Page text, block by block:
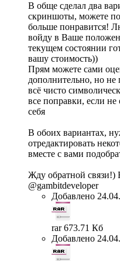
В обще сделал два
скриншоты, можете
больше понравится!
войду в Ваше
текущем состоянии
вашу стоимость))
Прям можете сами
дополнительно, но не
всё чисто
все поправки, если
себя
В обоих вариантах,
отредактировать
вместе с вами
Жду обратной связи!)
@gambitdeveloper
Добавлено
rar 673.71 Кб
Добавлено